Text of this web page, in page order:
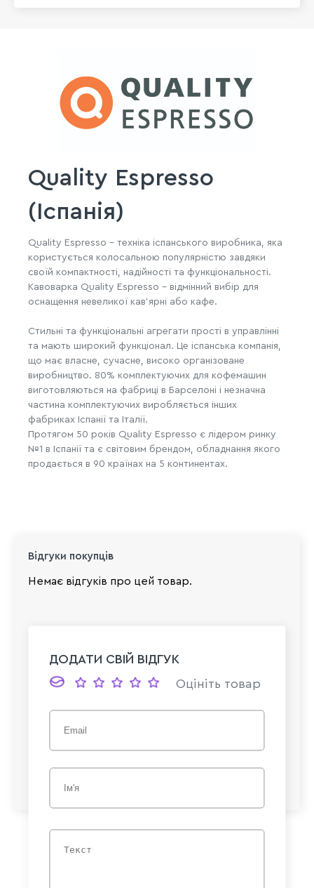
Quality Espresso
(Іспанія)
Quality Espresso – техніка іспанського виробника, яка
користується колосальною популярністю завдяки
своїй компактності, надійності та функціональності.
Кавоварка Quality Espresso - відмінний вибір для
оснащення невеликої кав'ярні або кафе.
Стильні та функціональні агрегати прості в управлінні
та мають широкий функціонал. Це іспанська компанія,
що має власне, сучасне, високо організоване
виробництво. 80% комплектуючих для кофемашин
виготовляються на фабриці в Барселоні і незначна
частина комплектуючих виробляється інших
фабриках Іспанії та Італії.
Протягом 50 років Quality Espresso є лідером ринку
№1 в Іспанії та є світовим брендом, обладнання якого
продається в 90 країнах на 5 континентах.
Відгуки покупців
Немає відгуків про цей товар.
ДОДАТИ СВІЙ ВІДГУК
Оцініть товар